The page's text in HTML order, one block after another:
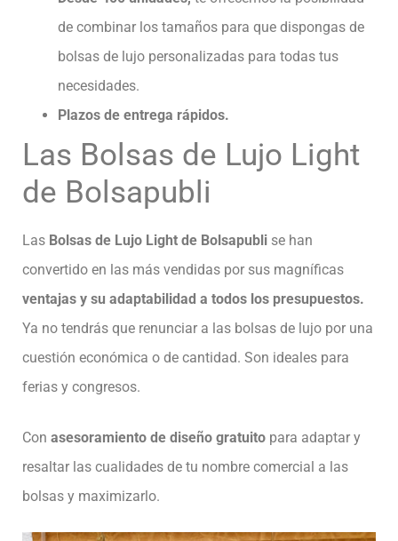
de combinar los tamaños para que dispongas de
bolsas de lujo personalizadas para todas tus
necesidades.
Plazos de entrega rápidos.
Las Bolsas de Lujo Light
de Bolsapubli
Las Bolsas de Lujo Light de Bolsapubli se han
convertido en las más vendidas por sus magníficas
ventajas y su adaptabilidad a todos los presupuestos.
Ya no tendrás que renunciar a las bolsas de lujo por una
cuestión económica o de cantidad. Son ideales para
ferias y congresos.
Con asesoramiento de diseño gratuito para adaptar y
resaltar las cualidades de tu nombre comercial a las
bolsas y maximizarlo.